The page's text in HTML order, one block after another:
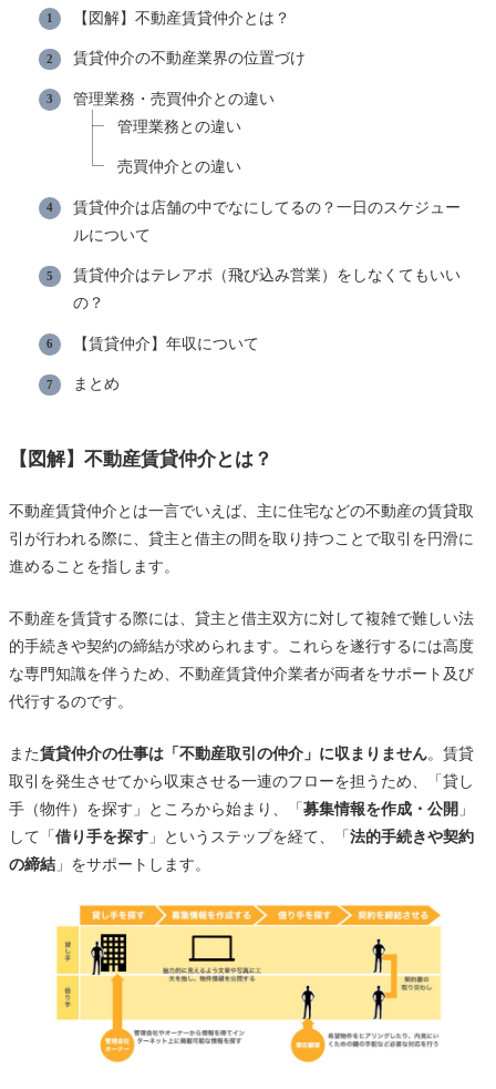
【図解】不動産賃貸仲介とは？
賃貸仲介の不動産業界の位置づけ
管理業務・売買仲介との違い
管理業務との違い
売買仲介との違い
賃貸仲介は店舗の中でなにしてるの？一日のスケジュー
ルについて
賃貸仲介はテレアポ（飛び込み営業）をしなくてもいい
の？
【賃貸仲介】年収について
まとめ
【図解】不動産賃貸仲介とは？
不動産賃貸仲介とは一言でいえば、主に住宅などの不動産の賃貸取
引が行われる際に、貸主と借主の間を取り持つことで取引を円滑に
進めることを指します。
不動産を賃貸する際には、貸主と借主双方に対して複雑で難しい法
的手続きや契約の締結が求められます。これらを遂行するには高度
な専門知識を伴うため、不動産賃貸仲介業者が両者をサポート及び
代行するのです。
また賃貸仲介の仕事は「不動産取引の仲介」に収まりません。賃貸
取引を発生させてから収束させる一連のフローを担うため、「貸し
手（物件）を探す」ところから始まり、「募集情報を作成・公開 」
して「借り手を探す 」というステップを経て、「法的手続きや契約
の締結 」をサポートします。